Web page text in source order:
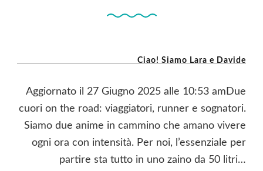
Ciao! Siamo Lara e Davide
Aggiornato il 27 Giugno 2025 alle 10:53 amDue
cuori on the road: viaggiatori, runner e sognatori.
Siamo due anime in cammino che amano vivere
ogni ora con intensità. Per noi, l’essenziale per
partire sta tutto in uno zaino da 50 litri…